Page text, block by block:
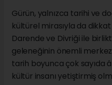
Gürün, yalnızca tarihi ve
kültürel mirasıyla da
Darende ve Divriği ile
geleneğinin önemli
tarih boyunca çok sayıda
kültür insanı yetiştirmiş